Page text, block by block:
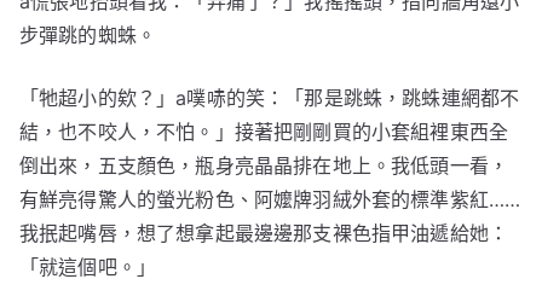
步彈跳的蜘蛛。
「牠超小的欸？」a噗哧的笑：「那是跳蛛，跳蛛連網都不
結，也不咬人，不怕。」接著把剛剛買的小套組裡東西全
倒出來，五支顏色，瓶身亮晶晶排在地上。我低頭一看，
有鮮亮得驚人的螢光粉色、阿嬤牌羽絨外套的標準紫紅……
我抿起嘴唇，想了想拿起最邊邊那支裸色指甲油遞給她：
「就這個吧。」